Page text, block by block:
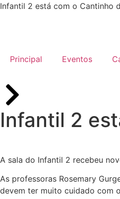
Infantil 2 está com o Cantinho
Principal Eventos
Infantil 2
A sala do Infantil 2 recebeu
As professoras Rosemary
devem ter muito cuidado com